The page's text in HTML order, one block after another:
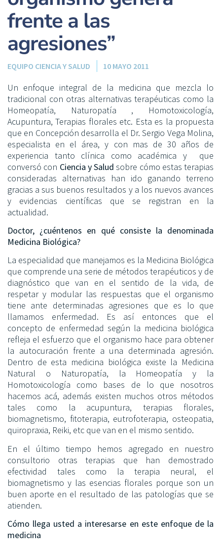
frente a las
agresiones”
EQUIPO CIENCIA Y SALUD 10 MAYO 2011
Un enfoque integral de la medicina que mezcla lo
tradicional con otras alternativas terapéuticas como la
Homeopatía, Naturopatía , Homotoxicología,
Acupuntura, Terapias florales etc. Esta es la propuesta
que en Concepción desarrolla el Dr. Sergio Vega Molina,
especialista en el área, y con mas de 30 años de
experiencia tanto clínica como académica y que
conversó con Ciencia y Saludsobre cómo estas terapias
consideradas alternativas han ido ganando terreno
gracias a sus buenos resultados y a los nuevos avances
y evidencias científicas que se registran en la
actualidad.
Doctor, ¿cuéntenos en qué consiste la denominada
Medicina Biológica?
La especialidad que manejamos es la Medicina Biológica
que comprende una serie de métodos terapéuticos y de
diagnóstico que van en el sentido de la vida, de
respetar y modular las respuestas que el organismo
tiene ante determinadas agresiones que es lo que
llamamos enfermedad. Es así entonces que el
concepto de enfermedad según la medicina biológica
refleja el esfuerzo que el organismo hace para obtener
la autocuración frente a una determinada agresión.
Dentro de esta medicina biológica existe la Medicina
Natural o Naturopatía, la Homeopatía y la
Homotoxicología como bases de lo que nosotros
hacemos acá, además existen muchos otros métodos
tales como la acupuntura, terapias florales,
biomagnetismo, fitoterapia, eutrofoterapia, osteopatia,
quiropraxia, Reiki, etc que van en el mismo sentido.
En el último tiempo hemos agregado en nuestro
consultorio otras terapias que han demostrado
efectividad tales como la terapia neural, el
biomagnetismo y las esencias florales porque son un
buen aporte en el resultado de las patologías que se
atienden.
Cómo llega usted a interesarse en este enfoque de la
medicina